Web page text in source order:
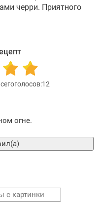
черри. Приятного
12
огне.